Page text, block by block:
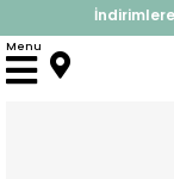
Menu
Anasayfa